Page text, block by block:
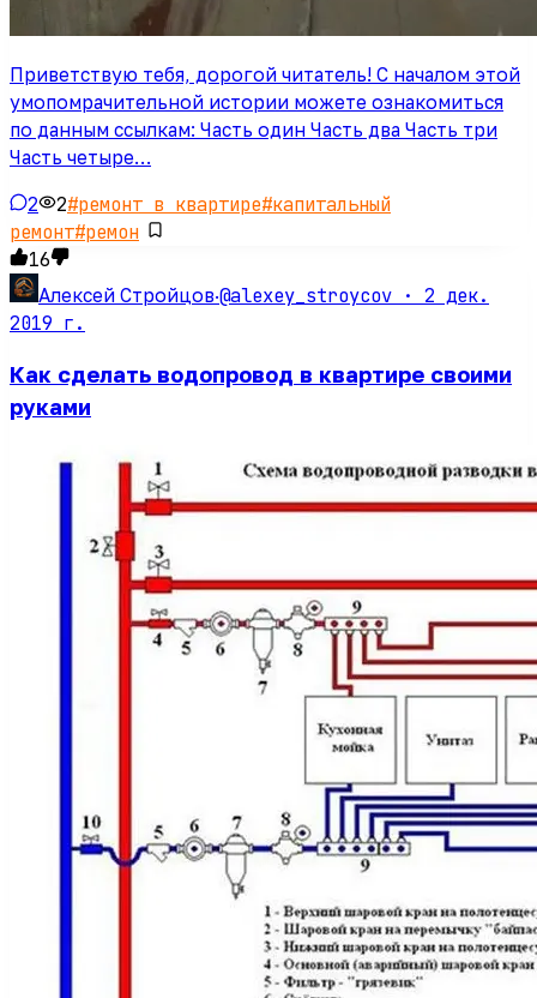
Приветствую тебя, дорогой читатель! С началом этой
умопомрачительной истории можете ознакомиться
по данным ссылкам: Часть один Часть два Часть три
Часть четыре…
2 2#ремонт в квартире#капитальный
ремонт#ремон
16
Алексей Стройцов·@alexey_stroycov · 2 дек.
2019 г.
Как сделать водопровод в квартире своими
руками